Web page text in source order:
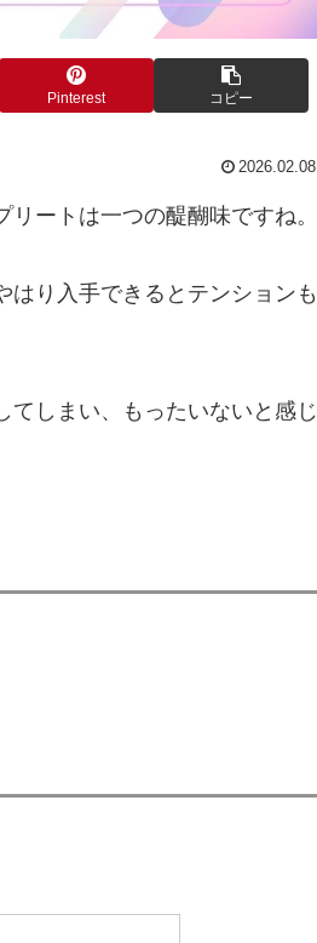
Pinterest コピー
2026.02.08
ートは一つの醍醐味ですね。
り入手できるとテンションも
てしまい、もったいないと感じ